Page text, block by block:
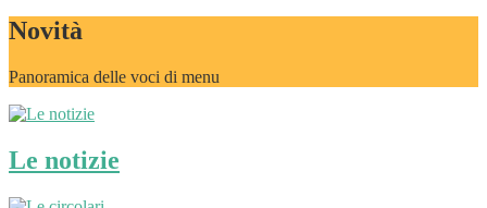
Novità
Panoramica delle voci di menu
Le notizie